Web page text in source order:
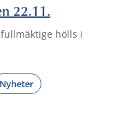
22.11.
hölls i
Nyheter